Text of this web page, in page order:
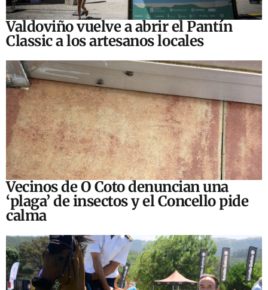
Valdoviño vuelve a abrir el Pantín
Classic a los artesanos locales
Vecinos de O Coto denuncian una
‘plaga’ de insectos y el Concello pide
calma